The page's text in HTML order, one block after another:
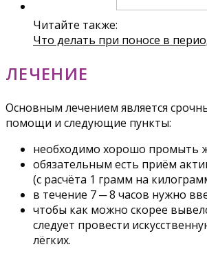
Читайте также:
Что делать при поносе в
ЛЕЧЕНИЕ
Основным лечением является
помощи и следующие пункты:
необходимо хорошо промыть
обязательным есть приём
(с расчёта 1 грамм на
в течение 7 ─ 8 часов нужно
чтобы как можно скорее
следует провести
лёгких.